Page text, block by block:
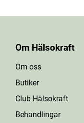
Om Hälsokraft
Om oss
Butiker
Club Hälsokraft
Behandlingar